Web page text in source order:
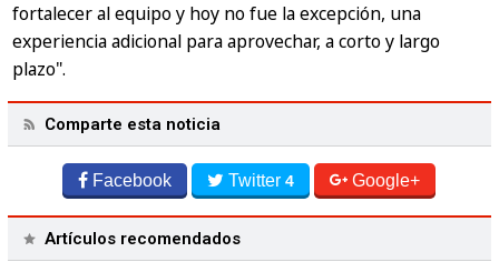
fortalecer al equipo y hoy no fue la excepción, una
experiencia adicional para aprovechar, a corto y largo
plazo".
Comparte esta noticia
Facebook Twitter4 Google+
Artículos recomendados